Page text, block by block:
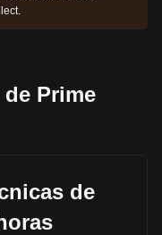
Prime
de